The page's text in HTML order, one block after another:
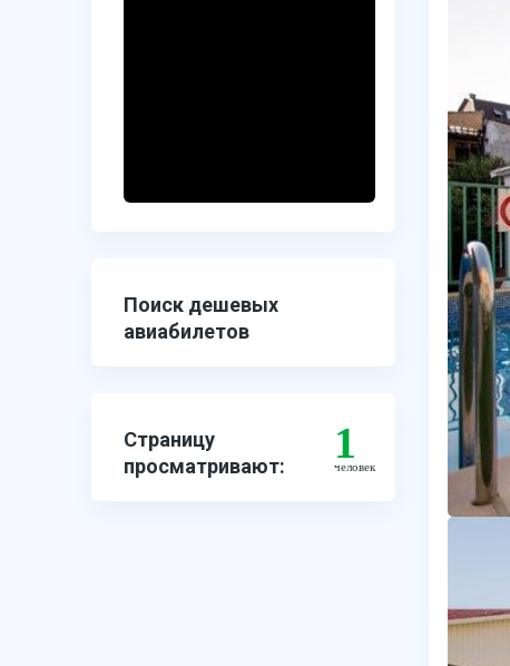
Поиск дешевых
авиабилетов
Страницу
просматривают:
1
человек